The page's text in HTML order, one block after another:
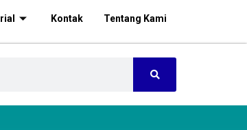
Kontak
Tentang Kami